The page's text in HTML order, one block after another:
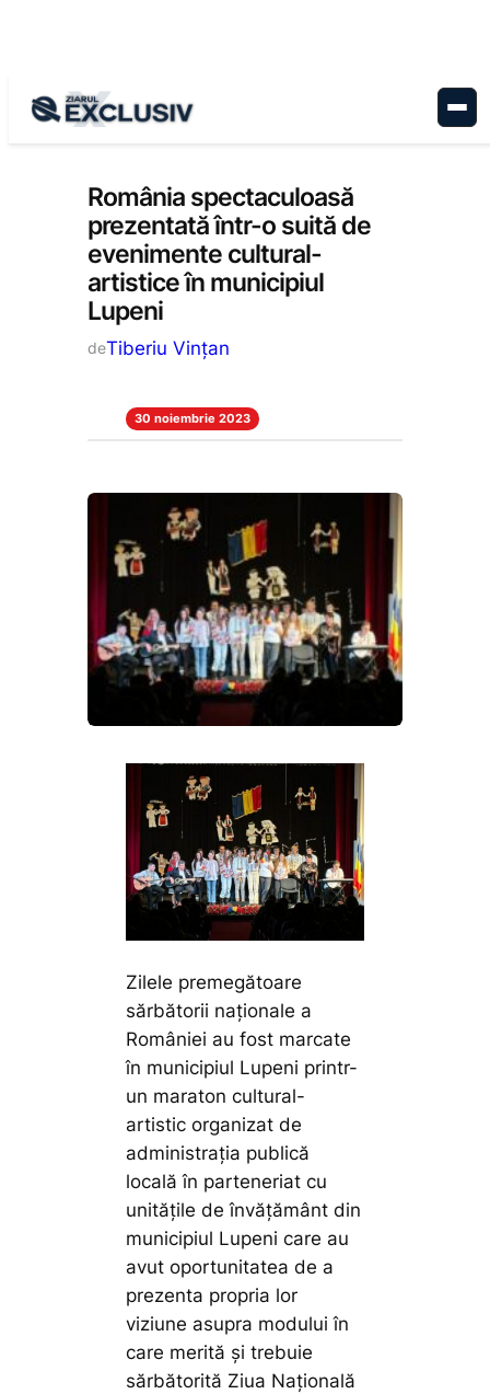
Educație, Stiri la zi
România spectaculoasă
prezentată într-o suită de
evenimente cultural-
artistice în municipiul
Lupeni
deTiberiu Vințan
30 noiembrie 2023
Zilele premegătoare
sărbătorii naționale a
României au fost marcate
în municipiul Lupeni printr-
un maraton cultural-
artistic organizat de
administrația publică
locală în parteneriat cu
unitățile de învățământ din
municipiul Lupeni care au
avut oportunitatea de a
prezenta propria lor
viziune asupra modului în
care merită și trebuie
sărbătorită Ziua Națională